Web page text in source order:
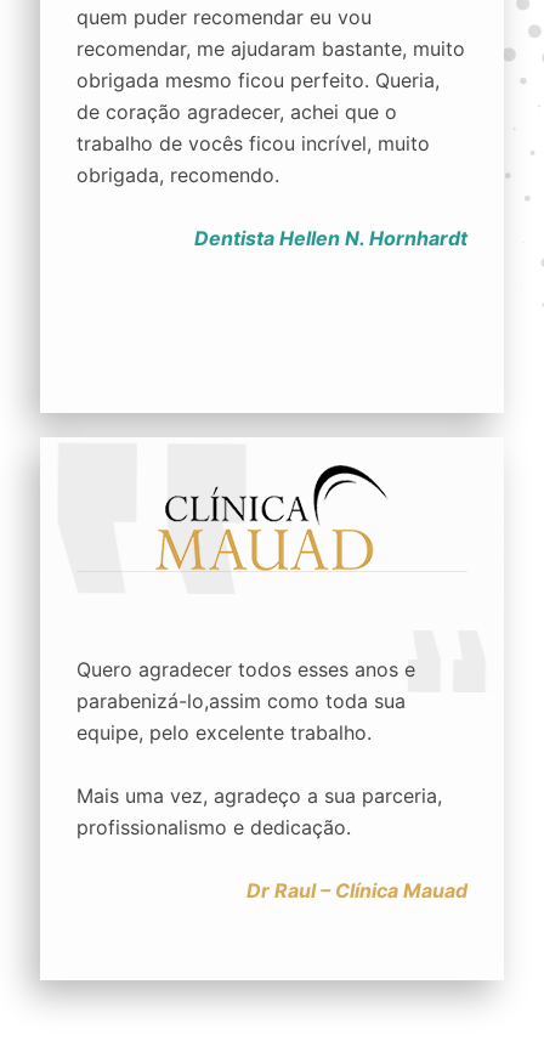
quem puder recomendar eu vou
recomendar, me ajudaram bastante, muito
obrigada mesmo ficou perfeito. Queria,
de coração agradecer, achei que o
trabalho de vocês ficou incrível, muito
obrigada, recomendo.
Dentista Hellen N. Hornhardt
Quero agradecer todos esses anos e
parabenizá-lo,assim como toda sua
equipe, pelo excelente trabalho.
Mais uma vez, agradeço a sua parceria,
profissionalismo e dedicação.
Dr Raul – Clínica Mauad